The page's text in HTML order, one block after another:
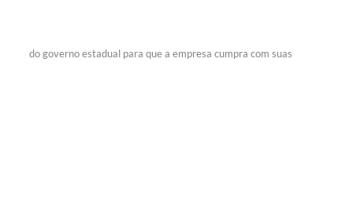
do governo estadual para que a empresa cumpra com suas